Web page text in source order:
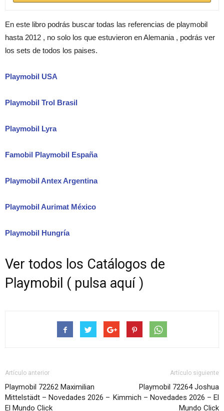
En este libro podrás buscar todas las referencias de playmobil
hasta 2012 , no solo los que estuvieron en Alemania , podrás ver
los sets de todos los paises.
Playmobil USA
Playmobil Trol Brasil
Playmobil Lyra
Famobil Playmobil España
Playmobil Antex Argentina
Playmobil Aurimat México
Playmobil Hungría
Ver todos los Catálogos de
Playmobil ( pulsa aquí )
Artículo anterior
Playmobil 72262 Maximilian
Mittelstädt – Novedades 2026 –
El Mundo Click
Artículo siguiente
Playmobil 72264 Joshua
Kimmich – Novedades 2026 – El
Mundo Click